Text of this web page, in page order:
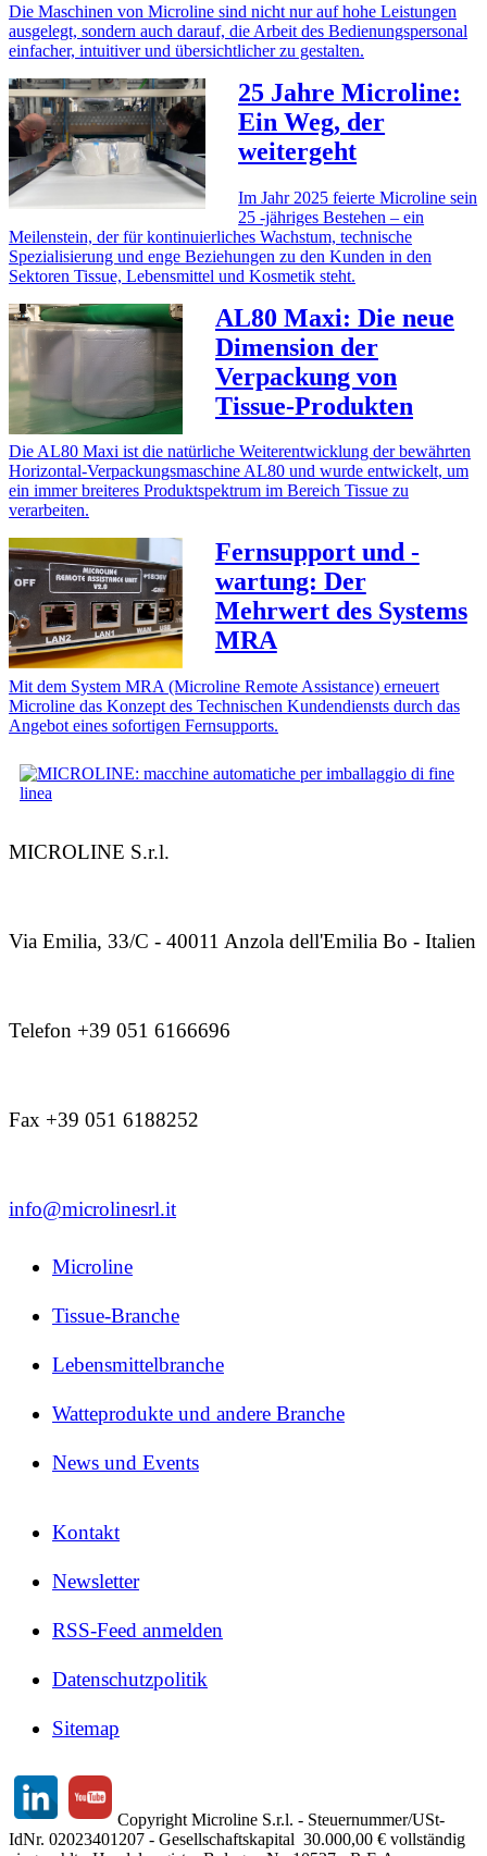
Die Maschinen von Microline sind nicht nur auf hohe Leistungen
ausgelegt, sondern auch darauf, die Arbeit des Bedienungspersonal
einfacher, intuitiver und übersichtlicher zu gestalten.
25 Jahre Microline:
Ein Weg, der
weitergeht
Im Jahr 2025 feierte Microline sein
25 -jähriges Bestehen – ein
Meilenstein, der für kontinuierliches Wachstum, technische
Spezialisierung und enge Beziehungen zu den Kunden in den
Sektoren Tissue, Lebensmittel und Kosmetik steht.
AL80 Maxi: Die neue
Dimension der
Verpackung von
Tissue-Produkten
Die AL80 Maxi ist die natürliche Weiterentwicklung der bewährten
Horizontal-Verpackungsmaschine AL80 und wurde entwickelt, um
ein immer breiteres Produktspektrum im Bereich Tissue zu
verarbeiten.
Fernsupport und -
wartung: Der
Mehrwert des Systems
MRA
Mit dem System MRA (Microline Remote Assistance) erneuert
Microline das Konzept des Technischen Kundendiensts durch das
Angebot eines sofortigen Fernsupports.
MICROLINE S.r.l.
Via Emilia, 33/C - 40011 Anzola dell'Emilia Bo - Italien
Telefon +39 051 6166696
Fax +39 051 6188252
info@microlinesrl.it
Microline
Tissue-Branche
Lebensmittelbranche
Watteprodukte und andere Branche
News und Events
Kontakt
Newsletter
RSS-Feed anmelden
Datenschutzpolitik
Sitemap
Copyright Microline S.r.l. - Steuernummer/USt-
IdNr. 02023401207 - Gesellschaftskapital 30.000,00 € vollständig